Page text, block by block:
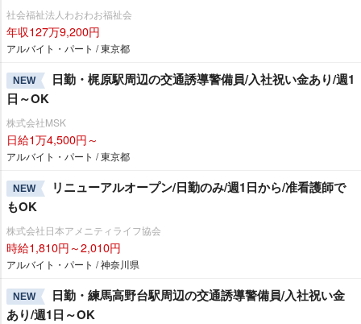
社会福祉法人わおわお福祉会
年収127万9,200円
アルバイト・パート / 東京都
NEW
日勤・梶原駅周辺の交通誘導警備員/入社祝い金あり/週1
日～OK
株式会社MSK
日給1万4,500円～
アルバイト・パート / 東京都
NEW
リニューアルオープン/日勤のみ/週1日から/准看護師で
もOK
株式会社日本アメニティライフ協会
時給1,810円～2,010円
アルバイト・パート / 神奈川県
NEW
日勤・練馬高野台駅周辺の交通誘導警備員/入社祝い金
あり/週1日～OK